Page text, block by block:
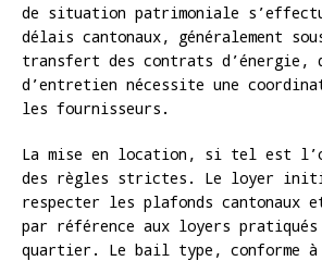
de situation patrimoniale
délais cantonaux, généralement
transfert des contrats d’énergie,
d’entretien nécessite une
les fournisseurs.
La mise en location, si tel est
des règles strictes. Le loyer
respecter les plafonds
par référence aux loyers
quartier. Le bail type, conforme